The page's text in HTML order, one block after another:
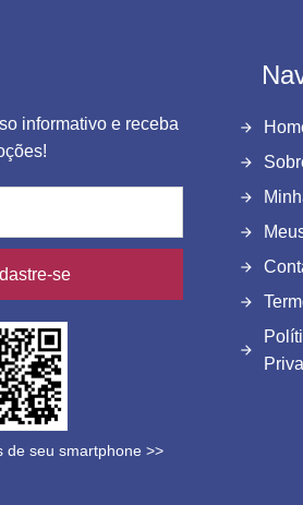
informativo e receba
se
de seu smartphone >>